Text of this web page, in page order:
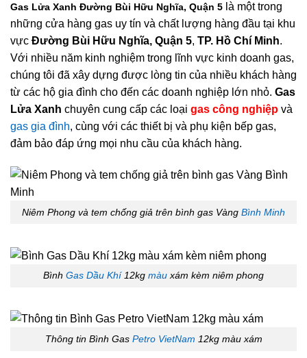
Gas Lửa Xanh Đường Bùi Hữu Nghĩa, Quận 5 là một trong
những cửa hàng gas uy tín và chất lượng hàng đầu tại khu
vực Đường Bùi Hữu Nghĩa, Quận 5, TP. Hồ Chí Minh.
Với nhiều năm kinh nghiệm trong lĩnh vực kinh doanh gas,
chúng tôi đã xây dựng được lòng tin của nhiều khách hàng
từ các hộ gia đình cho đến các doanh nghiệp lớn nhỏ. Gas
Lửa Xanh chuyên cung cấp các loại gas công nghiệp và
gas gia đình, cùng với các thiết bị và phụ kiện bếp gas,
đảm bảo đáp ứng mọi nhu cầu của khách hàng.
Niêm Phong và tem chống giả trên bình gas Vàng Bình Minh
Bình Gas Dầu Khí12kg màuxám kèm niêm phong
Thông tin Bình Gas Petro VietNam 12kg màu xám